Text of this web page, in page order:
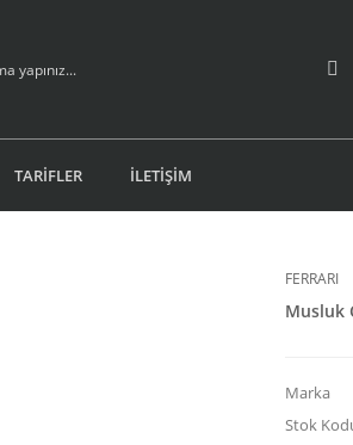
TARİFLER İLETİŞİM
FERRARI
Musluk
Marka
Stok